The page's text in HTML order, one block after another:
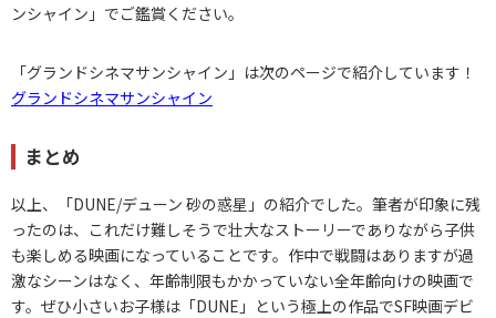
ンシャイン」でご鑑賞ください。
「グランドシネマサンシャイン」は次のページで紹介しています！
グランドシネマサンシャイン
まとめ
以上、「DUNE/デューン 砂の惑星」の紹介でした。筆者が印象に残
ったのは、これだけ難しそうで壮大なストーリーでありながら子供
も楽しめる映画になっていることです。作中で戦闘はありますが過
激なシーンはなく、年齢制限もかかっていない全年齢向けの映画で
す。ぜひ小さいお子様は「DUNE」という極上の作品でSF映画デビ